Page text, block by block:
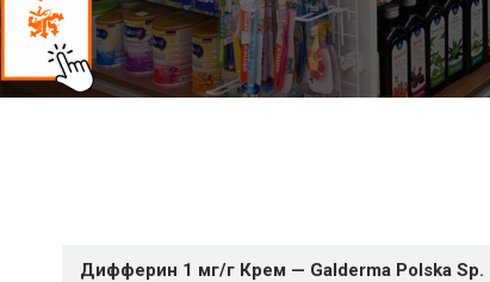
Дифферин 1 мг/г Крем — Galderma Polska Sp.